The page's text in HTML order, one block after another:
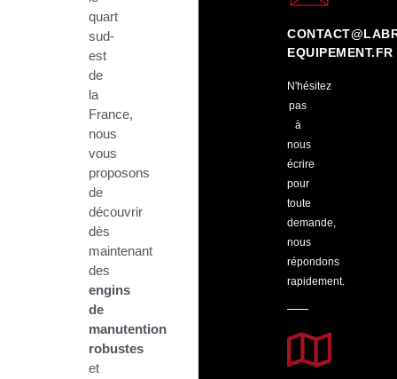
quart
sud-
est
de
la
France,
nous
vous
proposons
de
découvrir
dès
maintenant
des
engins
de
manutention
robustes
et
EQUIPEMENT.FR
N'hésitez
pas
à
nous
écrire
pour
toute
demande,
nous
répondons
rapidement.